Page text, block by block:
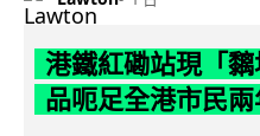
港鐵紅磡站現「
品呃足全港市民兩